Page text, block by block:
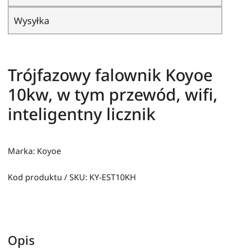
Wysyłka
Trójfazowy falownik Koyoe
10kw, w tym przewód, wifi,
inteligentny licznik
Marka: Koyoe
Kod produktu / SKU: KY-EST10KH
Opis